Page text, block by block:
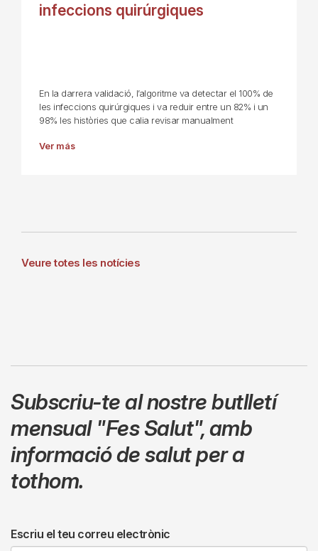
infeccions quirúrgiques
En la darrera validació, l’algoritme va detectar el 100% de
les infeccions quirúrgiques i va reduir entre un 82% i un
98% les històries que calia revisar manualment
Ver más
Veure totes les notícies
Subscriu-te al nostre butlletí
mensual "Fes Salut",amb
informació de salut per a
tothom.
Escriu el teu correu electrònic